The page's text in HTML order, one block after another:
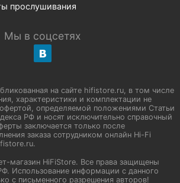
прослушивания
Мы в соцсетях
на сайте hifistore.ru, в том числе
характеристики и комплектации не
определяемой положениями Статьи
РФ и носят исключительно справочный
заключается только после
заказа сотрудником онлайн Hi-Fi
магазин HiFiStore. Все права защищены
Использование информации с данного
с письменного разрешения авторов!